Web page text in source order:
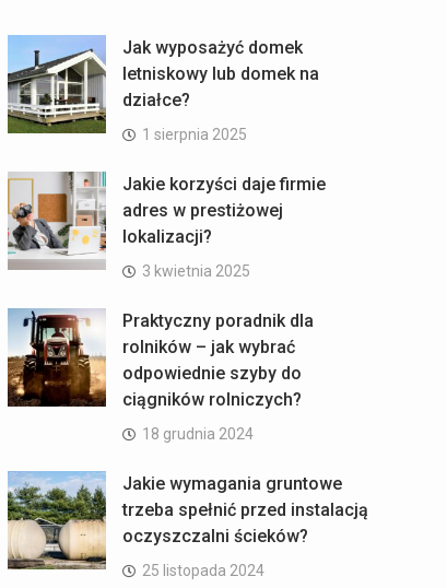
Jak wyposażyć domek
letniskowy lub domek na
działce?
1 sierpnia 2025
Jakie korzyści daje firmie
adres w prestiżowej
lokalizacji?
3 kwietnia 2025
Praktyczny poradnik dla
rolników – jak wybrać
odpowiednie szyby do
ciągników rolniczych?
18 grudnia 2024
Jakie wymagania gruntowe
trzeba spełnić przed instalacją
oczyszczalni ścieków?
25 listopada 2024